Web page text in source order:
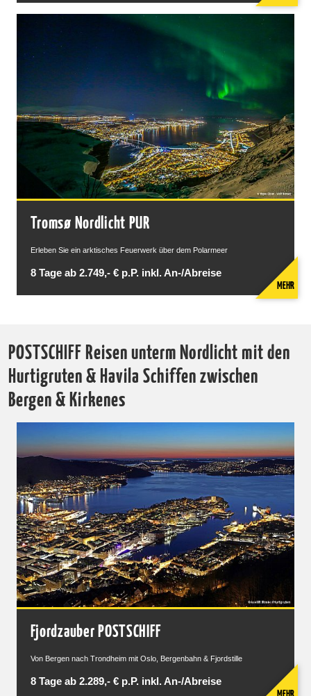
Tromsø Nordlicht PUR
Erleben Sie ein arktisches Feuerwerk über dem Polarmeer
8 Tage ab 2.749,- € p.P. inkl. An-/Abreise
MEHR
POSTSCHIFF Reisen unterm Nordlicht mit den
Hurtigruten & Havila Schiffen zwischen
Bergen & Kirkenes
Fjordzauber POSTSCHIFF
Von Bergen nach Trondheim mit Oslo, Bergenbahn & Fjordstille
8 Tage ab 2.289,- € p.P. inkl. An-/Abreise